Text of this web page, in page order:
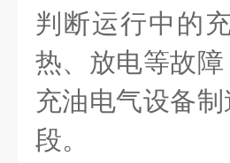
判断运行中的
热、放电等故
充油电气设备
段。